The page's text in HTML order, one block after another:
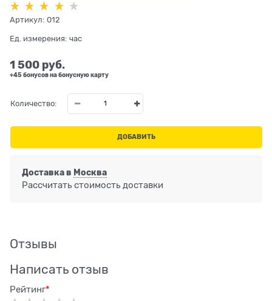
Артикул: 012
Ед. измерения: час
1 500 руб.
+45 бонусов на бонусную карту
Количество:
ДОБАВИТЬ
Доставка в Москва
Рассчитать стоимость доставки
Отзывы
Написать отзыв
Рейтинг